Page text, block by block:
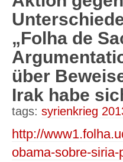
„Folha de
über
Irak habe
tags: syrienkrieg
http://
obama-sobre-